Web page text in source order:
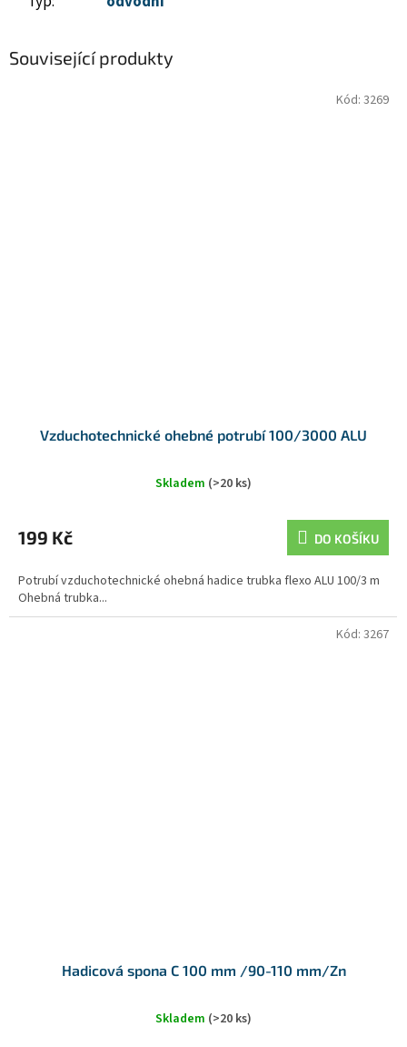
Související produkty
Vzduchotechnické ohebné potrubí 100/3000 ALU
Skladem (>20 ks)
199 Kč DO KOŠÍKU
Potrubí vzduchotechnické ohebná hadice trubka flexo ALU 100/3 m
Ohebná trubka...
Kód: 3269
Hadicová spona C 100 mm /90-110 mm/Zn
Skladem (>20 ks)
Kód: 3267